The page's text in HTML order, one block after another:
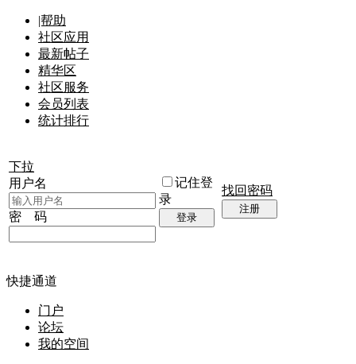
|帮助
社区应用
最新帖子
精华区
社区服务
会员列表
统计排行
下拉
用户名
密 码
记住登
录
登录
找回密码
注册
快捷通道
门户
论坛
我的空间